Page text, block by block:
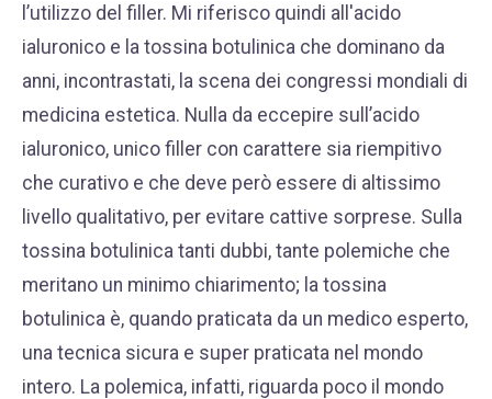
l’utilizzo del filler. Mi riferisco quindi all'acido
ialuronico e la tossina botulinica che dominano da
anni, incontrastati, la scena dei congressi mondiali di
medicina estetica. Nulla da eccepire sull’acido
ialuronico, unico filler con carattere sia riempitivo
che curativo e che deve però essere di altissimo
livello qualitativo, per evitare cattive sorprese . Sulla
tossina botulinica tanti dubbi, tante polemiche che
meritano un minimo chiarimento; la tossina
botulinica è, quando praticata da un medico esperto,
una tecnica sicura e super praticata nel mondo
intero. La polemica, infatti, riguarda poco il mondo